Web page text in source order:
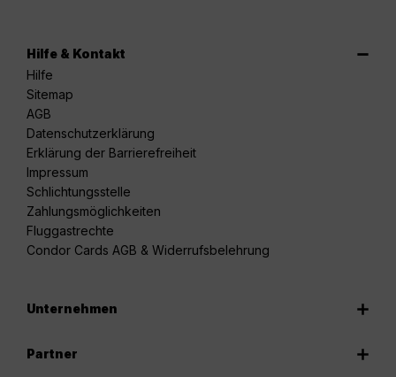
Hilfe & Kontakt
Hilfe
Sitemap
AGB
Datenschutzerklärung
Erklärung der Barrierefreiheit
Impressum
Schlichtungsstelle
Zahlungsmöglichkeiten
Fluggastrechte
Condor Cards AGB & Widerrufsbelehrung
Unternehmen
Partner